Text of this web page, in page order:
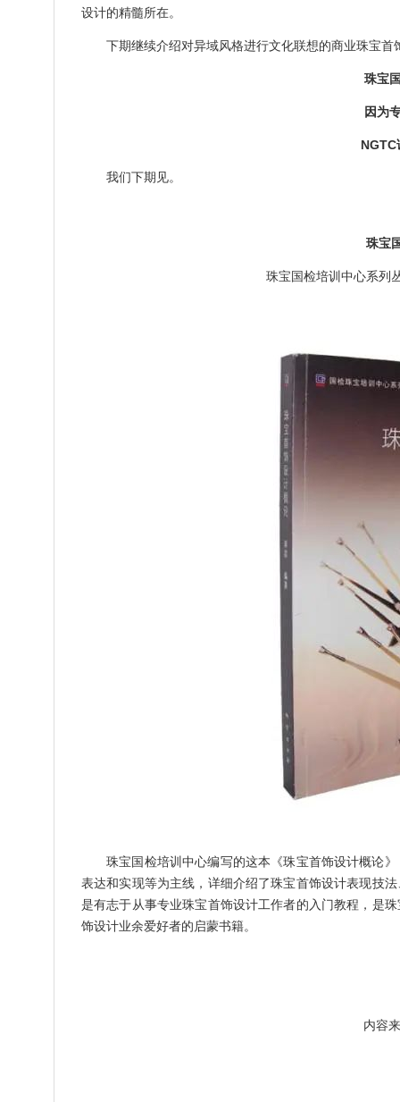
设计的精髓所在。
下期继续介绍对异域风格进行文化联想的商业珠宝首
珠宝
因为
NGTC
我们下期见。
珠宝
珠宝国检培训中心系
珠宝国检培训中心编写的这本《珠宝首饰设计概论
表达和实现等为主线，详细介绍了珠宝首饰设计表现技
是有志于从事专业珠宝首饰设计工作者的入门教程，是
饰设计业余爱好者的启蒙书籍。
内容